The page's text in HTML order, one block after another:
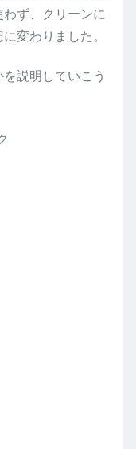
ず、クリーンに
変わりました。
説明していこう